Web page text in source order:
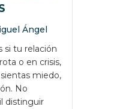
Ángel
si tu relación
o en crisis,
miedo,
No
distinguir